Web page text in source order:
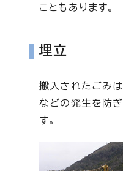
こともあります。
埋立
搬入されたごみは
などの発生を防ぎ
す。